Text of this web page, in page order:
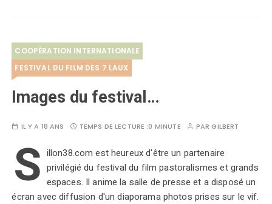
COOPÉRATION INTERNATIONALE
FESTIVAL DU FILM DES 7 LAUX
Images du festival…
IL Y A 18 ANS TEMPS DE LECTURE :0 MINUTE PARGILBERT
S illon38.com est heureux d'être un partenaire
privilégié du festival du film pastoralismes et grands
espaces. Il anime la salle de presse et a disposé un
écran avec diffusion d'un diaporama photos prises sur le vif.